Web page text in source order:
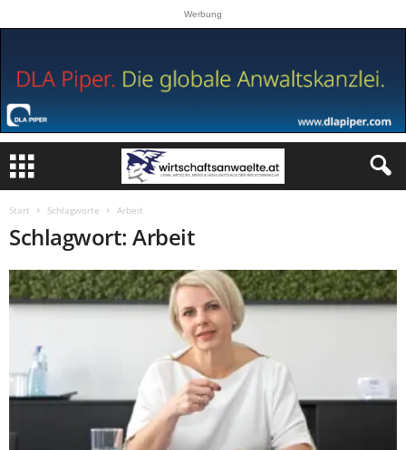
Werbung
Start Schlagworte Arbeit
Schlagwort: Arbeit